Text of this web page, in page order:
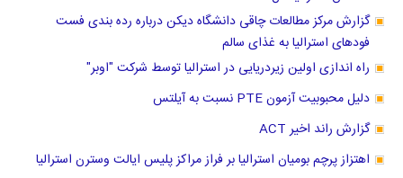
گزارش مرکز مطالعات چاقی دانشگاه دیکن درباره رده بندی فست
فودهای استرالیا به غذای سالم
راه اندازی اولین زیردریایی در استرالیا توسط شرکت "اوبر"
دلیل محبوبیت آزمون PTE نسبت به آیلتس
گزارش راند اخیر ACT
اهتزاز پرچم بومیان استرالیا بر فراز مراکز پلیس ایالت وسترن استرالیا